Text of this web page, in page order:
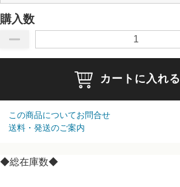
購入数
カートに入れる
この商品についてお問合せ
送料・発送のご案内
◆総在庫数◆